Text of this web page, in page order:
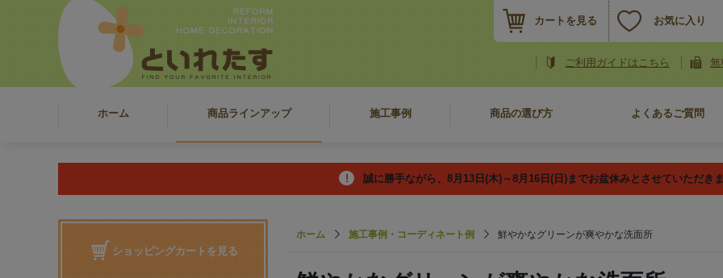
カートを見る お気に入り
ご利用ガイドはこちら 無
ホーム 商品ラインアップ 施工事例 商品の選び方 よくあるご質問
誠に勝手ながら、8月13日(木)～8月16日(日)までお盆休みとさせていただき
ホーム 施工事例・コーディネート例 鮮やかなグリーンが爽やかな洗面所
ショッピングカートを見る